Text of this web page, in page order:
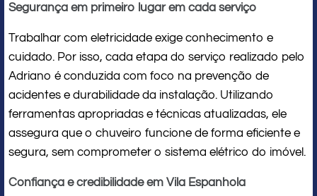
Segurança em primeiro lugar em cada serviço
Trabalhar com eletricidade exige conhecimento e
cuidado. Por isso, cada etapa do serviço realizado pelo
Adriano é conduzida com foco na prevenção de
acidentes e durabilidade da instalação. Utilizando
ferramentas apropriadas e técnicas atualizadas, ele
assegura que o chuveiro funcione de forma eficiente e
segura, sem comprometer o sistema elétrico do imóvel.
Confiança e credibilidade em Vila Espanhola